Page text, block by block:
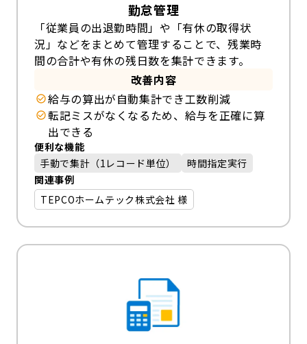
勤怠管理
「従業員の出退勤時間」や「有休の取得状
況」などをまとめて管理することで、残業時
間の合計や有休の残日数を集計できます。
改善内容
給与の算出が自動集計でき工数削減
転記ミスがなくなるため、給与を正確に算
出できる
便利な機能
手動で集計（1レコード単位）
時間指定実行
関連事例
TEPCOホームテック株式会社 様